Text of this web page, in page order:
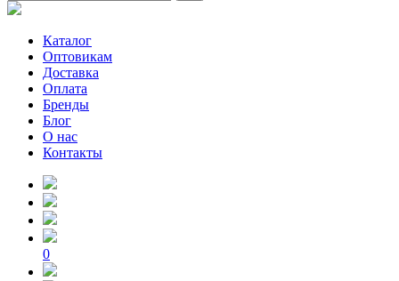
Каталог
Оптовикам
Доставка
Оплата
Бренды
Блог
О нас
Контакты
0